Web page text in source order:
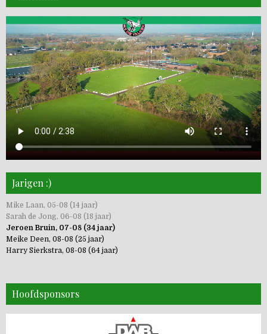
Jarigen :)
Mike Laan, 05-08 (14 jaar)
Sarah de Jong, 06-08 (18 jaar)
Jeroen Bruin, 07-08 (34 jaar)
Meike Deen, 08-08 (25 jaar)
Harry Sierkstra, 08-08 (64 jaar)
Hoofdsponsors